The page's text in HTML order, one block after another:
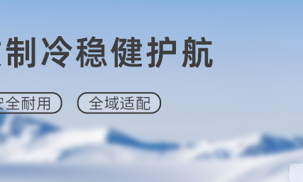
R1234yf专用设备工具
汽车空调养护设备
汽车空调检测设备工具